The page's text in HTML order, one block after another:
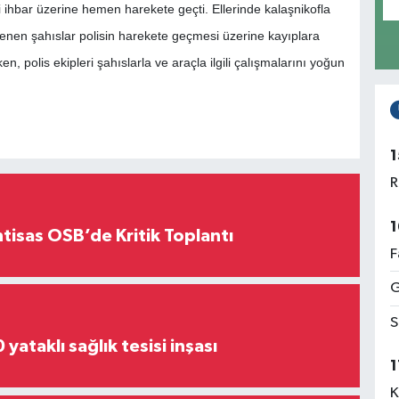
üzerine hemen harekete geçti. Ellerinde kalaşnikofla
şahıslar polisin harekete geçmesi üzerine kayıplara
polis ekipleri şahıslarla ve araçla ilgili çalışmalarını yoğun
OSB’de Kritik Toplantı
sağlık tesisi inşası